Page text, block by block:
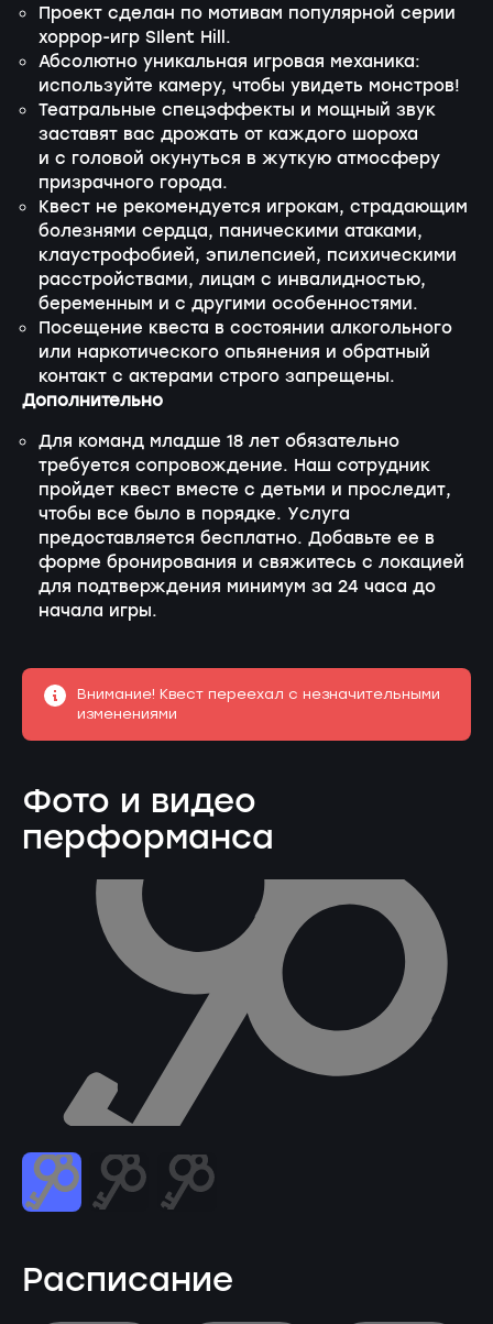
Проект сделан по мотивам популярной серии
хоррор-игр SIlent Hill.
Абсолютно уникальная игровая механика:
используйте камеру, чтобы увидеть монстров!
Театральные спецэффекты и мощный звук
заставят вас дрожать от каждого шороха
и с головой окунуться в жуткую атмосферу
призрачного города.
Квест не рекомендуется игрокам, страдающим
болезнями сердца, паническими атаками,
клаустрофобией, эпилепсией, психическими
расстройствами, лицам с инвалидностью,
беременным и с другими особенностями.
Посещение квеста в состоянии алкогольного
или наркотического опьянения и обратный
контакт с актерами строго запрещены.
Дополнительно
Для команд младше 18 лет обязательно
требуется сопровождение. Наш сотрудник
пройдет квест вместе с детьми и проследит,
чтобы все было в порядке. Услуга
предоставляется бесплатно. Добавьте ее в
форме бронирования и свяжитесь с локацией
для подтверждения минимум за 24 часа до
начала игры.
Внимание! Квест переехал с незначительными
изменениями
Фото и видео
перформанса
Расписание